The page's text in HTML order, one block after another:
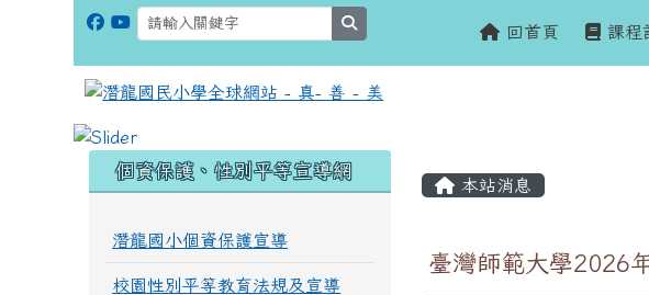
回首頁 課程
本站消息
臺灣師範大學2026
個資保護、性別平等宣導網
潛龍國小個資保護宣導
校園性別平等教育法規及宣導